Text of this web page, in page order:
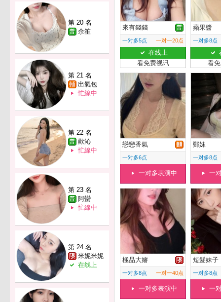
第 20 名
余笙
第 21 名
出氣包
忙線中
第 22 名
歡沁
忙線中
第 23 名
阿蠻
忙線中
第 24 名
米妮米妮
在线上
來有錢錢
一对多5点 一对一20点
在线上
看免费视讯
蘋果醬
一对多8点
看
戀戀香氣
一对多6点
一对多表演中
鄭妹
一对多8点
一
極品大嬸
一对多8点 一对一40点
一对多表演中
短髮妹子
一对多8点
一